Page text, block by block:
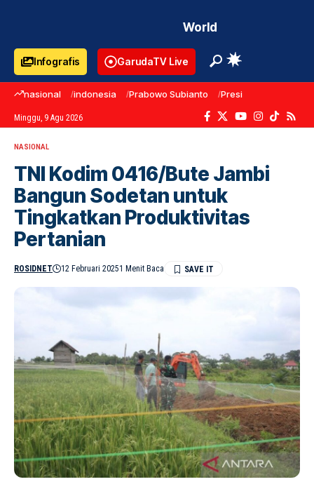
World
Infografis GarudaTV Live
nasional indonesia Prabowo Subianto Presiden Prabowo
Minggu, 9 Agu 2026
NASIONAL
TNI Kodim 0416/Bute Jambi
Bangun Sodetan untuk
Tingkatkan Produktivitas
Pertanian
ROSIDNET 12 Februari 20251 Menit Baca